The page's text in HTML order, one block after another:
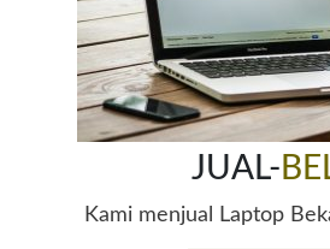
JUAL-
Kami menjual Laptop